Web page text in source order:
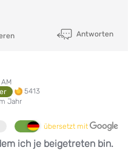
Antworten
5413
Jahr
übersetzt mit
ich je beigetreten bin.